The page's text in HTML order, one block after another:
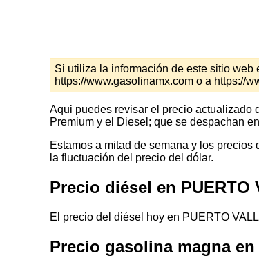
Si utiliza la información de este sitio web
https://www.gasolinamx.com o a https://
Aqui puedes revisar el precio actualizado
Premium y el Diesel; que se despachan
Estamos a mitad de semana y los
la fluctuación del precio del dólar.
Precio diésel en PUERTO
El precio del diésel hoy en PUERTO
Precio gasolina magna en